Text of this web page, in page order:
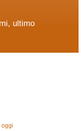
ultimo
oggi